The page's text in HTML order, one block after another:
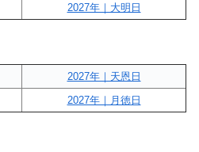
2027年｜大明日
2027年｜天恩日
2027年｜月徳日